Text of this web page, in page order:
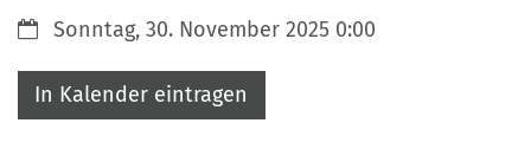
Datum:Sonntag, 30. November 2025 0:00
In Kalender eintragen